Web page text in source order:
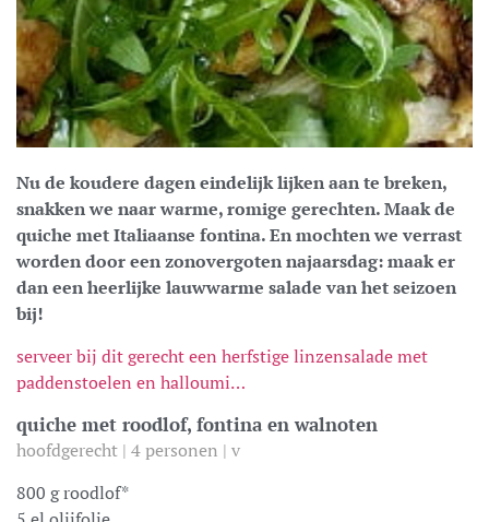
Nu de koudere dagen eindelijk lijken aan te breken,
snakken we naar warme, romige gerechten. Maak de
quiche met Italiaanse fontina. En mochten we verrast
worden door een zonovergoten najaarsdag: maak er
dan een heerlijke lauwwarme salade van het seizoen
bij!
serveer bij dit gerecht een herfstige linzensalade met
paddenstoelen en halloumi…
quiche met roodlof, fontina en walnoten
hoofdgerecht | 4 personen | v
800 groodlof*